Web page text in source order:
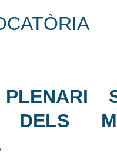
DELS